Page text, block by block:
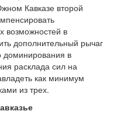
Кавказе второй
возможностей в
дополнительный рычаг
доминирования в
расклада сил на
как минимум
из трех.